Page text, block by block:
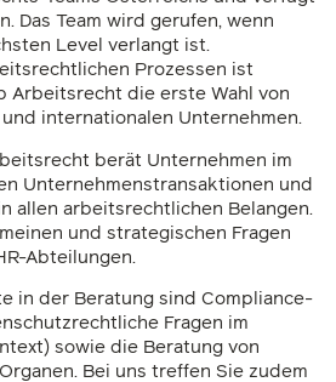
Das Team wird gerufen, wenn
Level verlangt ist.
Prozessen ist
Arbeitsrecht die erste Wahl von
internationalen Unternehmen.
berät Unternehmen im
Unternehmenstransaktionen und
allen arbeitsrechtlichen Belangen.
und strategischen Fragen
Abteilungen.
in der Beratung sind Compliance-
Fragen im
sowie die Beratung von
Bei uns treffen Sie zudem